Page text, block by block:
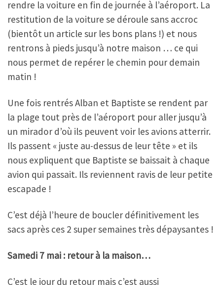
rendre la voiture en fin de journée à l’aéroport. La
restitution de la voiture se déroule sans accroc
(bientôt un article sur les bons plans !) et nous
rentrons à pieds jusqu’à notre maison … ce qui
nous permet de repérer le chemin pour demain
matin !
Une fois rentrés Alban et Baptiste se rendent par
la plage tout près de l’aéroport pour aller jusqu’à
un mirador d’où ils peuvent voir les avions atterrir.
Ils passent « juste au-dessus de leur tête » et ils
nous expliquent que Baptiste se baissait à chaque
avion qui passait. Ils reviennent ravis de leur petite
escapade !
C’est déjà l’heure de boucler définitivement les
sacs après ces 2 super semaines très dépaysantes !
Samedi 7 mai : retour à la maison…
C’est le jour du retour mais c’est aussi